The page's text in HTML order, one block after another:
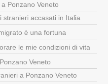
Ponzano Veneto
stranieri accasati in Italia
è una fortuna
le mie condizioni di vita
Veneto
a Ponzano Veneto